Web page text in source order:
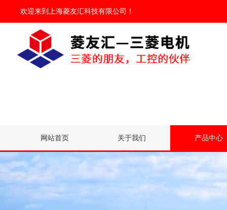
欢迎来到 上海菱友汇科技有限公司 ！
网站首页 关于我们 产品中心